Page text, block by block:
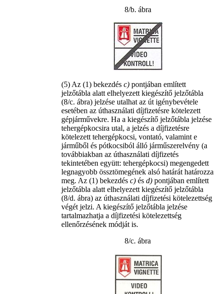
8/b. ábra
(5) Az (1) bekezdés c) pontjában említett
jelzőtábla alatt elhelyezett kiegészítő jelzőtábla
(8/c. ábra) jelzése utalhat az út igénybevétele
esetében az úthasználati díjfizetésre kötelezett
gépjárművekre. Ha a kiegészítő jelzőtábla jelzése
tehergépkocsira utal, a jelzés a díjfizetésre
kötelezett tehergépkocsi, vontató, valamint e
járműből és pótkocsiból álló járműszerelvény (a
továbbiakban az úthasználati díjfizetés
tekintetében együtt: tehergépkocsi) megengedett
legnagyobb össztömegének alsó határát határozza
meg. Az (1) bekezdés c) és d) pontjában említett
jelzőtábla alatt elhelyezett kiegészítő jelzőtábla
(8/d. ábra) az úthasználati díjfizetési kötelezettség
végét jelzi. A kiegészítő jelzőtábla jelzése
tartalmazhatja a díjfizetési kötelezettség
ellenőrzésének módját is.
8/c. ábra